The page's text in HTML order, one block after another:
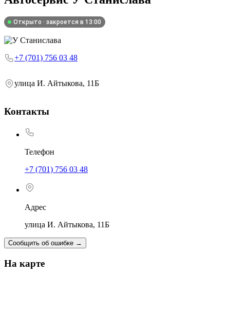
Открыто · закроется в 13:00
+7 (701) 756 03 48
улица И. Айтыкова, 11Б
Контакты
Телефон
+7 (701) 756 03 48
Адрес
улица И. Айтыкова, 11Б
Сообщить об ошибке →
На карте